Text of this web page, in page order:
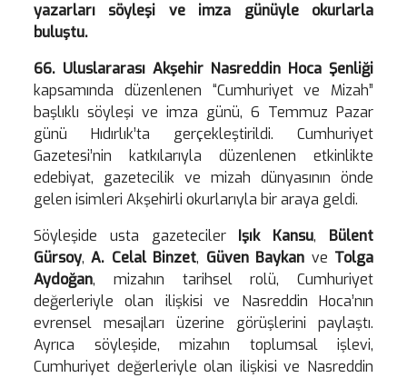
yazarları söyleşi ve imza günüyle okurlarla
buluştu.
66. Uluslararası Akşehir Nasreddin Hoca Şenliği
kapsamında düzenlenen “Cumhuriyet ve Mizah”
başlıklı söyleşi ve imza günü, 6 Temmuz Pazar
günü Hıdırlık’ta gerçekleştirildi. Cumhuriyet
Gazetesi’nin katkılarıyla düzenlenen etkinlikte
edebiyat, gazetecilik ve mizah dünyasının önde
gelen isimleri Akşehirli okurlarıyla bir araya geldi.
Söyleşide usta gazeteciler Işık Kansu, Bülent
Gürsoy,A. Celal Binzet, Güven Baykan ve Tolga
Aydoğan, mizahın tarihsel rolü, Cumhuriyet
değerleriyle olan ilişkisi ve Nasreddin Hoca’nın
evrensel mesajları üzerine görüşlerini paylaştı.
Ayrıca söyleşide, mizahın toplumsal işlevi,
Cumhuriyet değerleriyle olan ilişkisi ve Nasreddin